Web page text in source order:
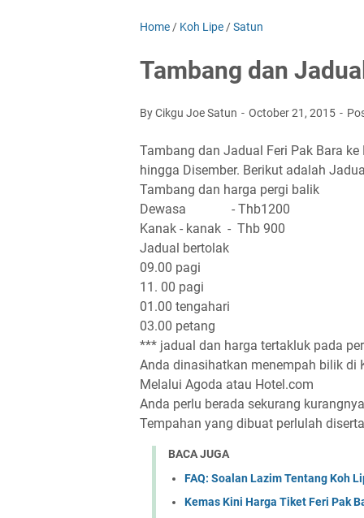
Home / Koh Lipe /Satun
Tambang dan
By Cikgu Joe Satun October 21, 2015
Tambang dan Jadual Feri Pak Bara
hingga Disember. Berikut adalah
Tambang dan harga pergi balik
Dewasa - Thb1200
Kanak - kanak - Thb 900
Jadual bertolak
09.00 pagi
11. 00 pagi
01.00 tengahari
03.00 petang
*** jadual dan harga tertakluk pada
Anda dinasihatkan menempah bilik di
Melalui Agoda atau Hotel.com
Anda perlu berada sekurang
Tempahan yang dibuat perlulah
BACA JUGA
FAQ: Soalan Lazim Tentang Koh
Kemas Kini Harga Tiket Feri Pak